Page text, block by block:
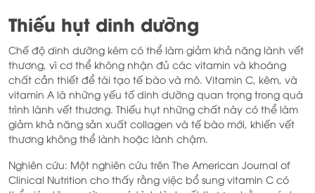
Thiếu hụt dinh dưỡng
Chế độ dinh dưỡng kém có thể làm giảm khả năng lành vết
thương, vì cơ thể không nhận đủ các vitamin và khoáng
chất cần thiết để tái tạo tế bào và mô. Vitamin C, kẽm, và
vitamin A là những yếu tố dinh dưỡng quan trọng trong quá
trình lành vết thương. Thiếu hụt những chất này có thể làm
giảm khả năng sản xuất collagen và tế bào mới, khiến vết
thương không thể lành hoặc lành chậm.
Nghiên cứu: Một nghiên cứu trên The American Journal of
Clinical Nutrition cho thấy rằng việc bổ sung vitamin C có